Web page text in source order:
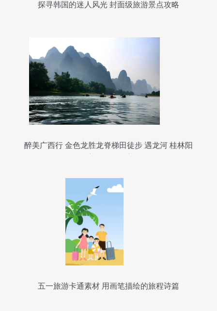
探寻韩国的迷人风光 封面级旅游景点攻略
醉美广西行 金色龙胜龙脊梯田徒步 遇龙河 桂林阳
五一旅游卡通素材 用画笔描绘的旅程诗篇